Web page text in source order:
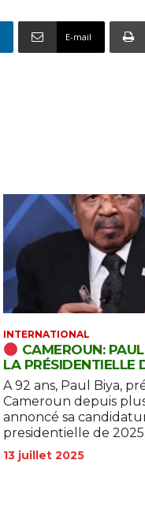
E-mail
INTERNATIONAL
CAMEROUN:
LA PRÉSIDENTIELLE
A 92 ans, Paul Biya,
Cameroun depuis
annoncé sa
13 juillet 2025